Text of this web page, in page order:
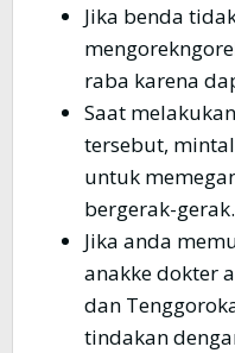
Jika benda
raba karena
Saat
tersebut,
untuk
bergerak-gerak.
Jika anda
anakke dokter
dan
tindakan